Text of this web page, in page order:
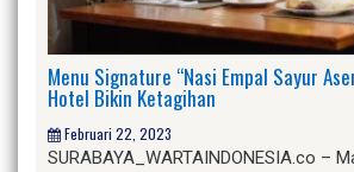
Menu Signature “Nasi Empal Sayur
Hotel Bikin Ketagihan
Februari 22, 2023
SURABAYA_WARTAINDONESIA.co –